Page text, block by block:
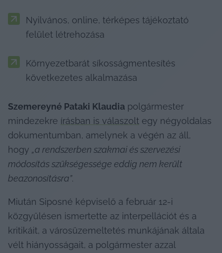
Nyilvános, online, térképes tájékoztató
felület létrehozása
Környezetbarát síkosságmentesítés
következetes alkalmazása
Szemereyné Pataki Klaudia polgármester
mindezekre írásban is válaszolt egy négyoldalas
dokumentumban, amelynek a végén az áll,
hogy „a rendszerben szakmai és szervezési
módosítás szükségessége eddig nem került
beazonosításra”.
Miután Siposné képviselő a február 12-i
közgyűlésen ismertette az interpellációt és a
kritikáit, a városüzemeltetés munkájának általa
vélt hiányosságait, a polgármester azzal